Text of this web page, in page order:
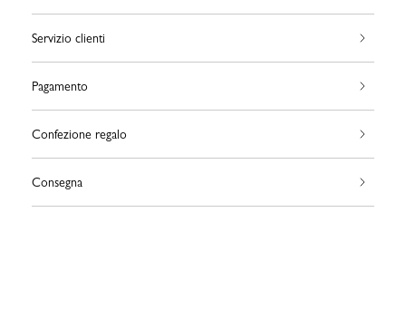
Servizio clienti
Pagamento
Confezione regalo
Consegna